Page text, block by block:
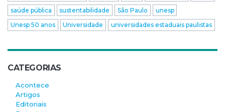
saúde pública
sustentabilidade São Paulo
unesp
Unesp 50 anos
Universidade universidades estaduais paulistas
CATEGORIAS
Acontece
Artigos
Editoriais